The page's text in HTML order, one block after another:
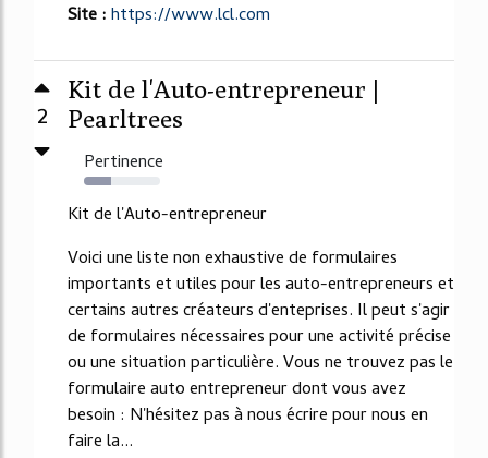
Site :https://www.lcl.com
2
Kit de l'Auto-entrepreneur |
Pearltrees
Pertinence
35%
Kit de l'Auto-entrepreneur
Voici une liste non exhaustive de formulaires
importants et utiles pour les auto-entrepreneurs et
certains autres créateurs d'enteprises. Il peut s'agir
de formulaires nécessaires pour une activité précise
ou une situation particulière. Vous ne trouvez pas le
formulaire auto entrepreneur dont vous avez
besoin : N'hésitez pas à nous écrire pour nous en
faire la...